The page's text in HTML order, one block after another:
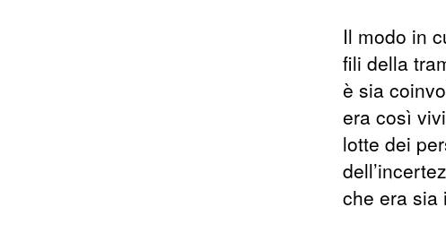
Il modo in
fili della
è sia
era così
lotte dei
che era sia